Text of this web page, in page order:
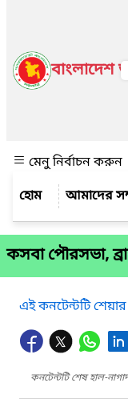
বাংলাদেশ
মেনু নির্বাচন করুন
আমাদের
কসবা পৌরসভা,
এই কনটেন্টটি
কনটেন্টটি শেষ হাল-